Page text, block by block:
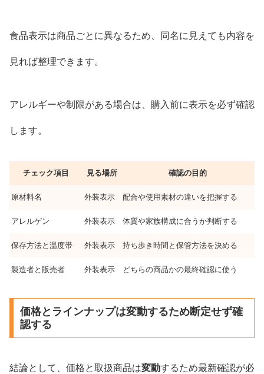
食品表示は商品ごとに異なるため、同名に見えても内容を
見れば整理できます。
アレルギーや制限がある場合は、購入前に表示を必ず確認
します。
チェック項目 見る場所 確認の目的
原材料名 外装表示 配合や使用素材の違いを把握する
アレルゲン 外装表示 体質や家族構成に合うか判断する
保存方法と温度帯 外装表示 持ち歩き時間と保管方法を決める
製造者と販売者 外装表示 どちらの商品かの最終確認に使う
価格とラインナップは変動するため断定せず確
認する
結論として、価格と取扱商品は変動するため最新確認が必